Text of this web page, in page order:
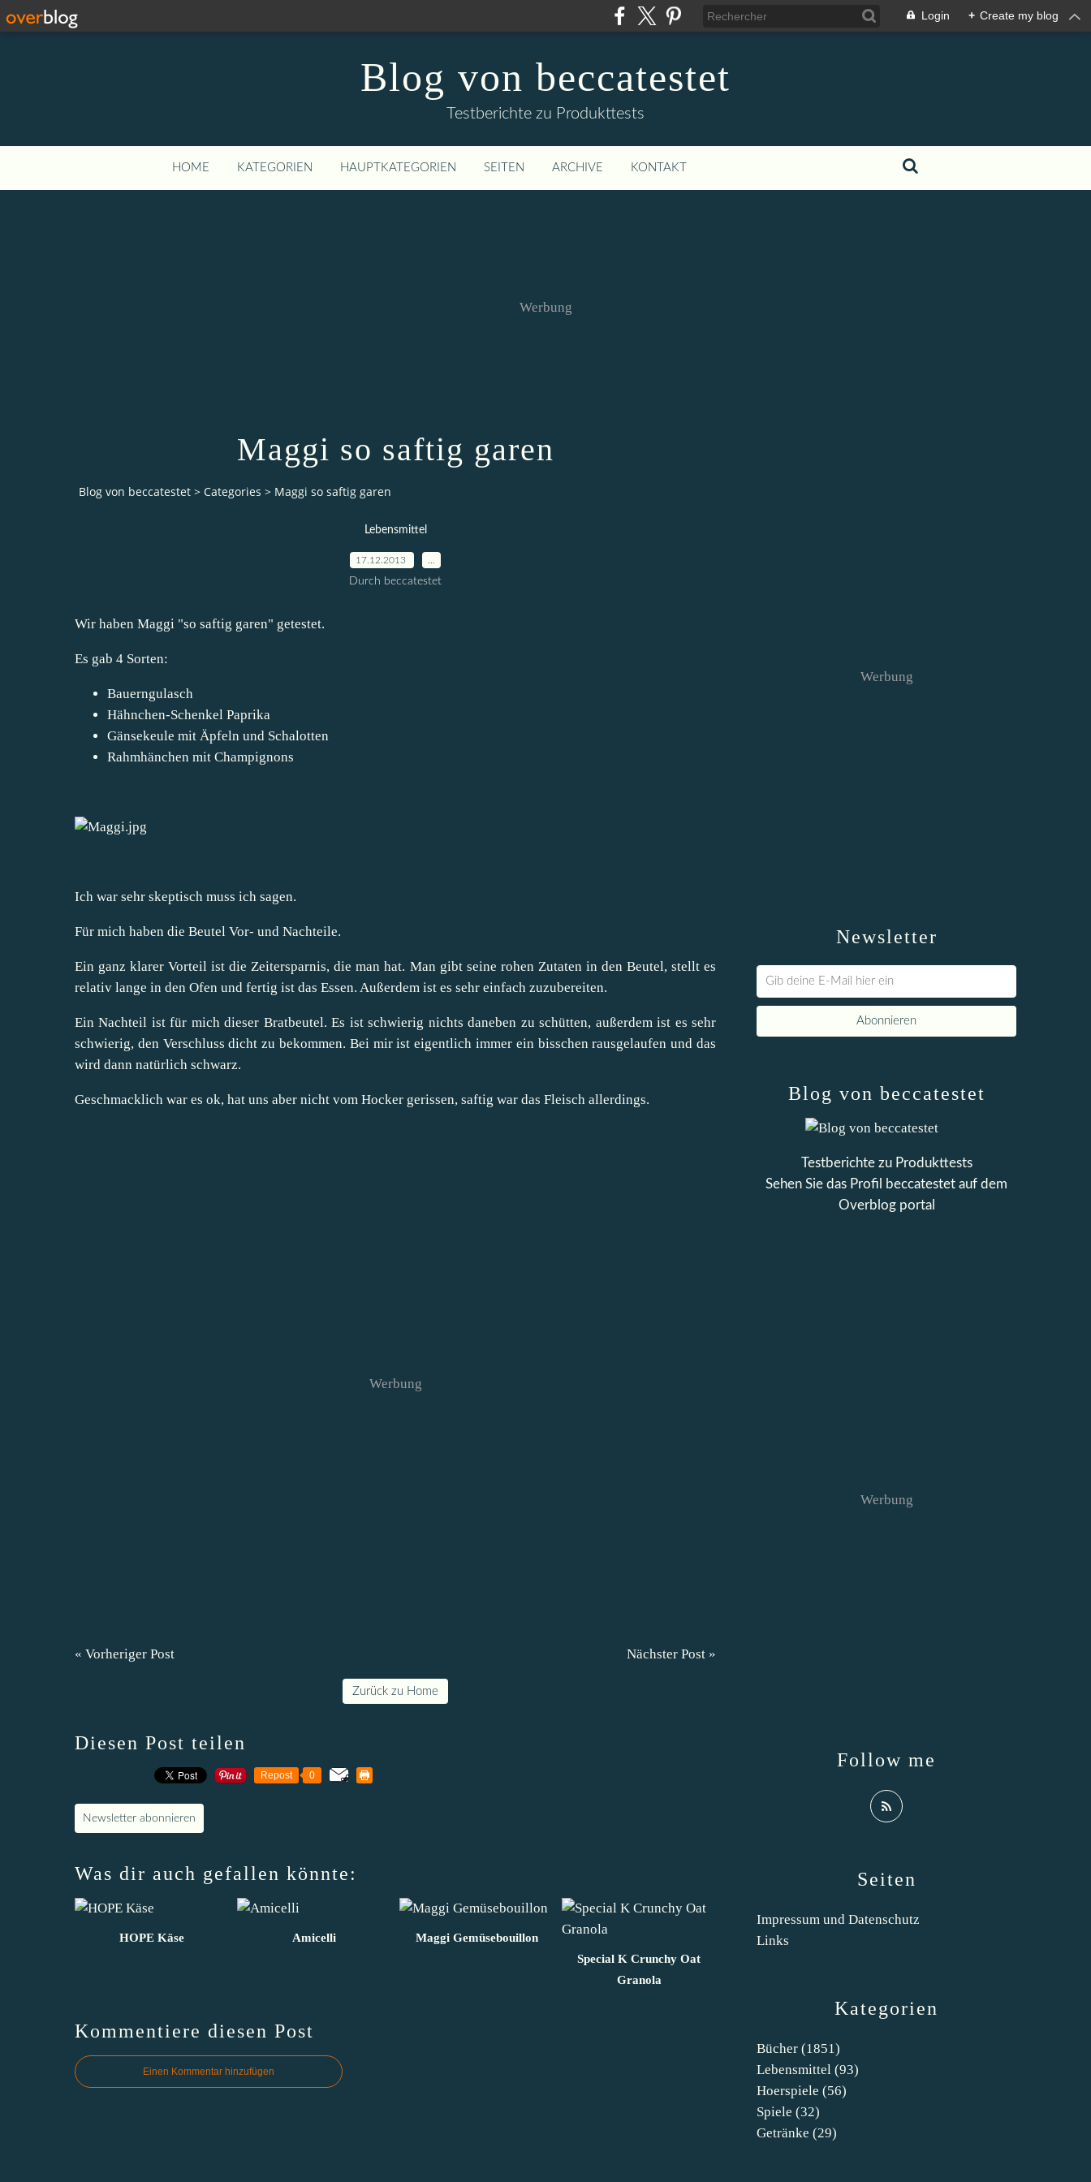
Login + Create my blog
Blog von beccatestet
Testberichte zu Produkttests
HOME KATEGORIEN HAUPTKATEGORIEN SEITEN ARCHIVE KONTAKT
Werbung
Maggi so saftig garen
Blog von beccatestet > Categories > Maggi so saftig garen
Lebensmittel
17.12.2013
Durch beccatestet
Wir haben Maggi "so saftig garen" getestet.
Es gab 4 Sorten:
Bauerngulasch
Hähnchen-Schenkel Paprika
Gänsekeule mit Äpfeln und Schalotten
Rahmhänchen mit Champignons
Ich war sehr skeptisch muss ich sagen.
Für mich haben die Beutel Vor- und Nachteile.
Ein ganz klarer Vorteil ist die Zeitersparnis, die man hat. Man gibt seine rohen Zutaten in den Beutel, stellt es
relativ lange in den Ofen und fertig ist das Essen. Außerdem ist es sehr einfach zuzubereiten.
Ein Nachteil ist für mich dieser Bratbeutel. Es ist schwierig nichts daneben zu schütten, außerdem ist es sehr
schwierig, den Verschluss dicht zu bekommen. Bei mir ist eigentlich immer ein bisschen rausgelaufen und das
wird dann natürlich schwarz.
Geschmacklich war es ok, hat uns aber nicht vom Hocker gerissen, saftig war das Fleisch allerdings.
Werbung
« Vorheriger Post Nächster Post »
Zurück zu Home
Diesen Post teilen
Repost 0
Newsletter abonnieren
Was dir auch gefallen könnte:
HOPE Käse Amicelli
Maggi Gemüsebouillon
Special K Crunchy Oat
Granola
Kommentiere diesen Post
Einen Kommentar hinzufügen
Newsletter
Werbung
Kategorien
Bücher (1851)
Lebensmittel (93)
Hoerspiele (56)
Spiele (32)
Getränke (29)
Seiten
Impressum und Datenschutz
Links
Blog von beccatestet
Testberichte zu Produkttests
Sehen Sie das Profil
beccatestet auf dem
Overblog portal
Follow me
Werbung